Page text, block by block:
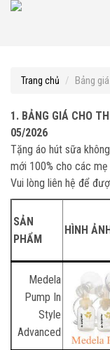
Trang chủ Bảng
1. BẢNG GIÁ CHO
05/2026
Tặng áo hút sữa
mới 100% cho các mẹ
Vui lòng liên hệ để
SẢN
PHẨM
HÌNH
Medela
Pump In
Style
Advanced